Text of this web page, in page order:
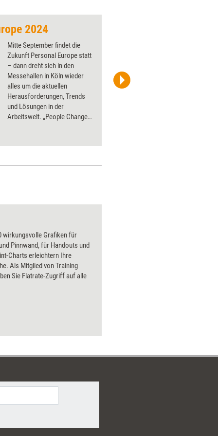
2024
Mitte September findet die
Zukunft Personal Europe statt
– dann dreht sich in den
Messehallen in Köln wieder
alles um die aktuellen
Herausforderungen, Trends
und Lösungen in der
Arbeitswelt. „People Change
chriskuddl, Zweisam/photocase.com
wirkungsvolle Grafiken für
Pinnwand, für Handouts und
Charts erleichtern Ihre
Als Mitglied von Training
Sie Flatrate-Zugriff auf alle